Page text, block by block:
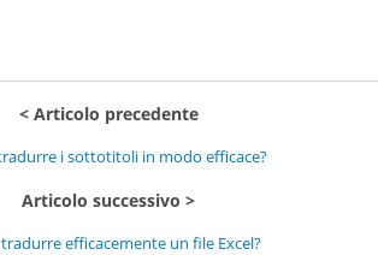
Articolo precedente
i sottotitoli in modo efficace?
Articolo successivo
efficacemente un file Excel?